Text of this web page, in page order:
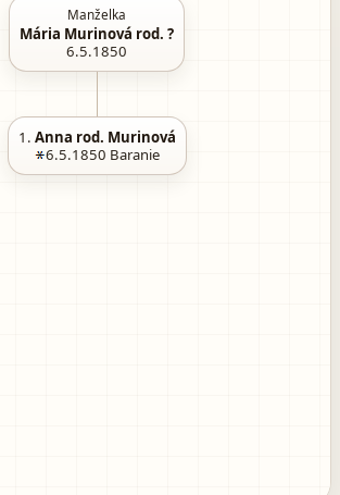
Manželka
Mária Murinová rod. ?
6.5.1850
1. Anna rod. Murinová
6.5.1850 Baranie